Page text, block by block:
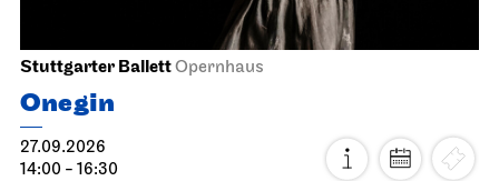
Stuttgarter BallettOpernhaus
Onegin
27.09.2026
14:00 - 16:30